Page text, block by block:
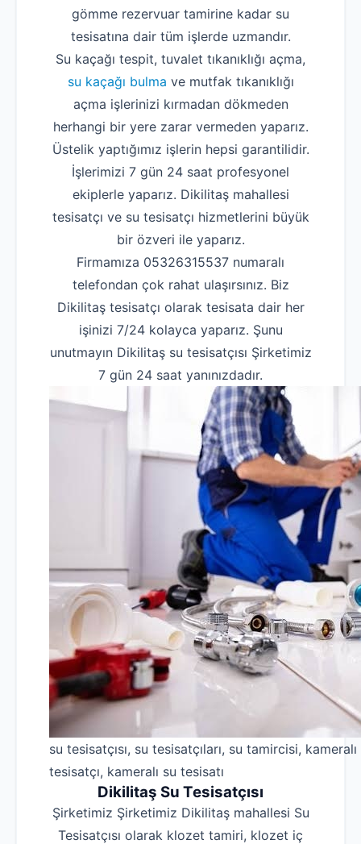
gömme rezervuar tamirine kadar su
tesisatına dair tüm işlerde uzmandır.
Su kaçağı tespit, tuvalet tıkanıklığı açma,
su kaçağı bulma ve mutfak tıkanıklığı
açma işlerinizi kırmadan dökmeden
herhangi bir yere zarar vermeden yaparız.
Üstelik yaptığımız işlerin hepsi garantilidir.
İşlerimizi 7 gün 24 saat profesyonel
ekiplerle yaparız. Dikilitaş mahallesi
tesisatçı ve su tesisatçı hizmetlerini büyük
bir özveri ile yaparız.
Firmamıza 05326315537 numaralı
telefondan çok rahat ulaşırsınız. Biz
Dikilitaş tesisatçı olarak tesisata dair her
işinizi 7/24 kolayca yaparız. Şunu
unutmayın Dikilitaş su tesisatçısı Şirketimiz
7 gün 24 saat yanınızdadır.
su tesisatçısı, su tesisatçıları, su tamircisi,
tesisatçı, kameralı su tesisatı
Dikilitaş Su Tesisatçısı
Şirketimiz Şirketimiz Dikilitaş mahallesi Su
Tesisatçısı olarak klozet tamiri, klozet iç